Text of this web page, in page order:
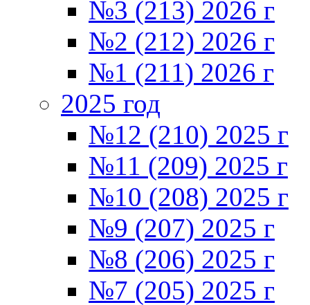
№3 (213) 2026 г
№2 (212) 2026 г
№1 (211) 2026 г
2025 год
№12 (210) 2025 г
№11 (209) 2025 г
№10 (208) 2025 г
№9 (207) 2025 г
№8 (206) 2025 г
№7 (205) 2025 г